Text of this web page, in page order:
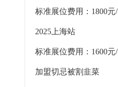
标准展位费用：1800
2025上海站
标准展位费用：1600
加盟切忌被割韭菜